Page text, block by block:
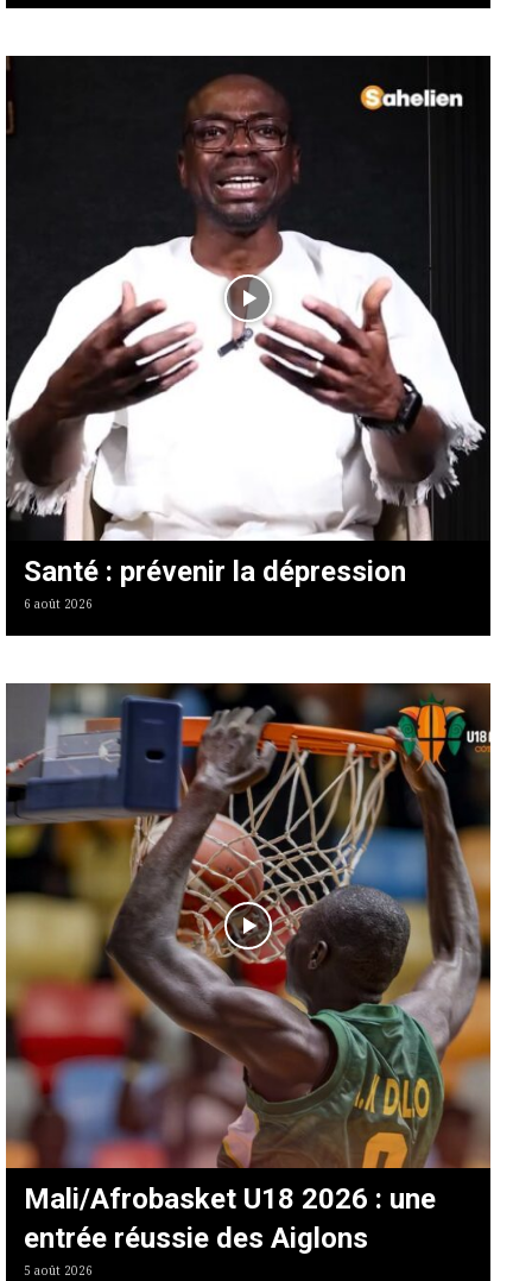
Santé : prévenir la dépression
6 août 2026
Mali/Afrobasket U18 2026 : une
entrée réussie des Aiglons
5 août 2026